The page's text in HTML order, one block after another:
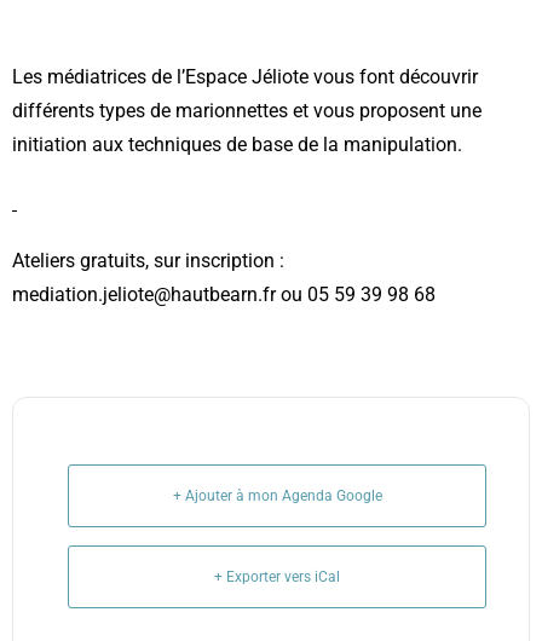
Les médiatrices de l’Espace Jéliote vous font découvrir
différents types de marionnettes et vous proposent une
initiation aux techniques de base de la manipulation.
Ateliers gratuits, sur inscription :
mediation.jeliote@hautbearn.fr ou 05 59 39 98 68
+ Ajouter à mon Agenda Google
+ Exporter vers iCal